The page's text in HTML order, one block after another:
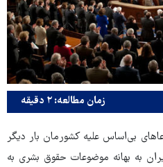
زمان مطالعه: ۲ دقیقه
بی‌اساس علیه کشورمان بار دیگر
به بهانه موضوعات حقوق بشری به